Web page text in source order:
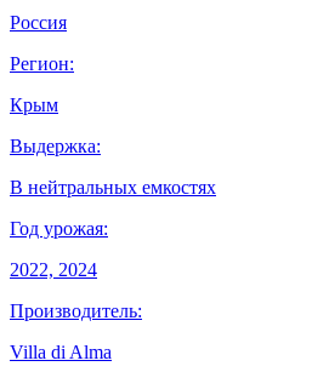
Россия
Регион:
Крым
Выдержка:
В нейтральных емкостях
Год урожая:
2022, 2024
Производитель:
Villa di Alma